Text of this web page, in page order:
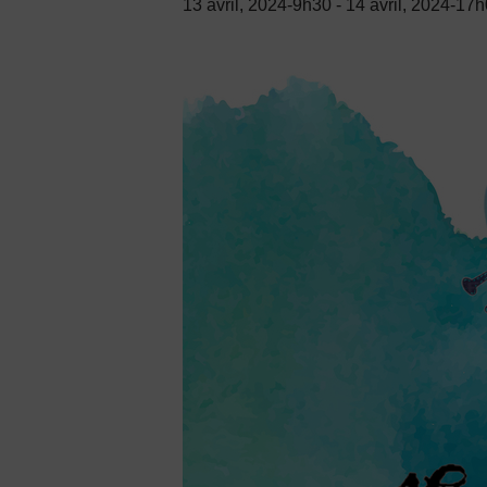
13 avril, 2024-9h30 - 14 avril, 2024-